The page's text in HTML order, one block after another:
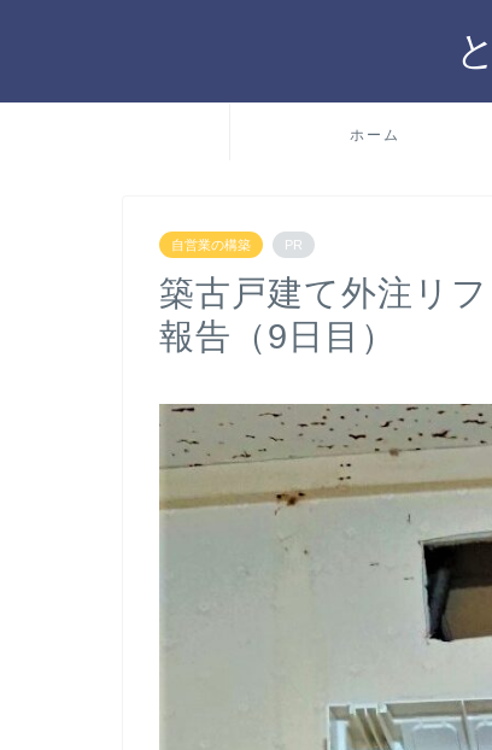
ホーム
自営業の構築 PR
築古戸建て外注リ
報告（9日目）